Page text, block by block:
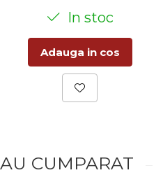
In stoc
Adauga in cos
CUMPARAT